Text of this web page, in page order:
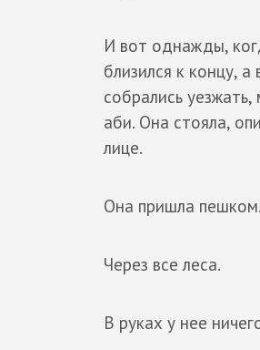
И вот однажды,
близился к концу, а
собрались
аби. Она стояла,
лице.
Она пришла пешком.
Через все леса.
В руках у нее